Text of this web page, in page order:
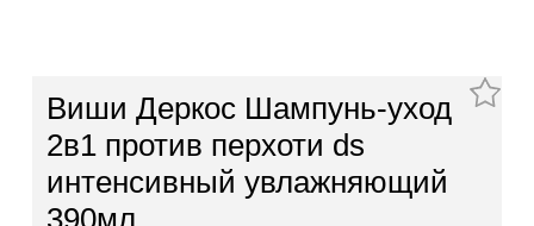
Виши Деркос Шампунь-уход
2в1 против перхоти ds
интенсивный увлажняющий